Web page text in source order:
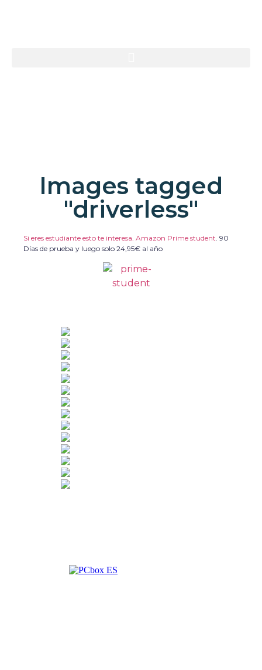
Images tagged
"driverless"
Si eres estudiante esto te interesa. Amazon Prime student. 90
Días de prueba y luego solo 24,95€ al año